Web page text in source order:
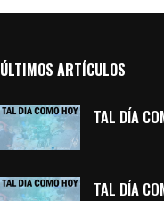
ÚLTIMOS ARTÍCULOS
TAL DÍA
TAL DÍA